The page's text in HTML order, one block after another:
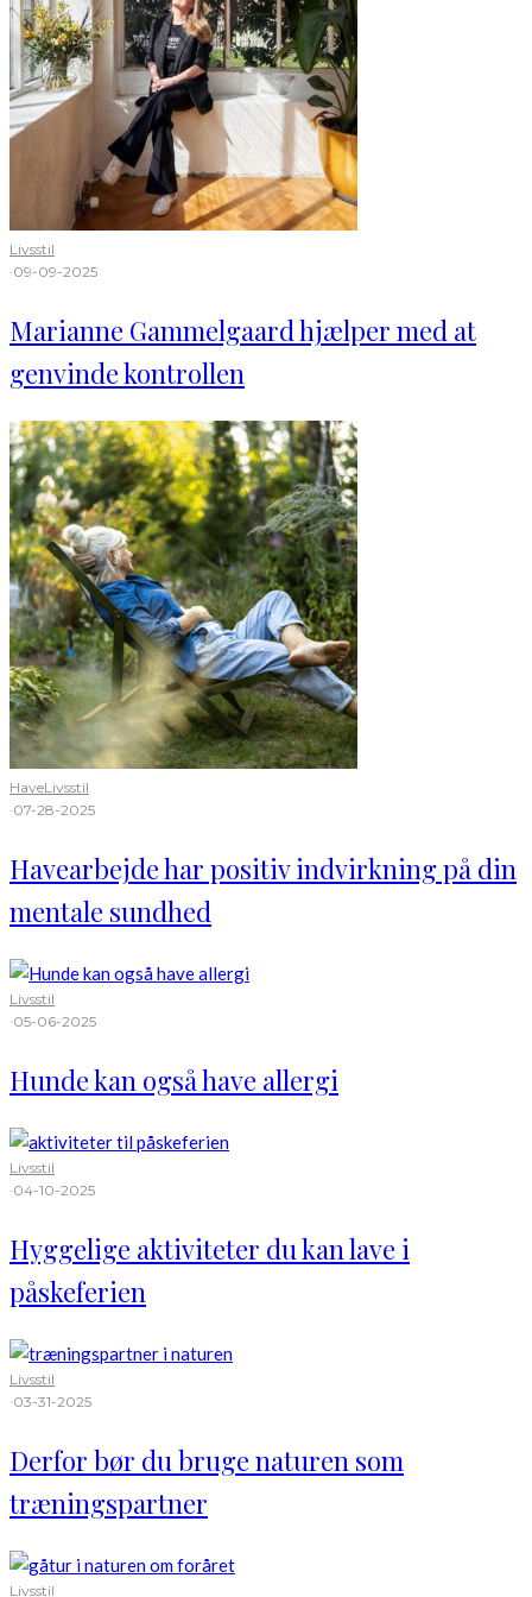
Livsstil
·09-09-2025
Marianne Gammelgaard hjælper med at
genvinde kontrollen
HaveLivsstil
·07-28-2025
Havearbejde har positiv indvirkning på din
mentale sundhed
Livsstil
·05-06-2025
Hunde kan også have allergi
Livsstil
·04-10-2025
Hyggelige aktiviteter du kan lave i
påskeferien
Livsstil
·03-31-2025
Derfor bør du bruge naturen som
træningspartner
Livsstil